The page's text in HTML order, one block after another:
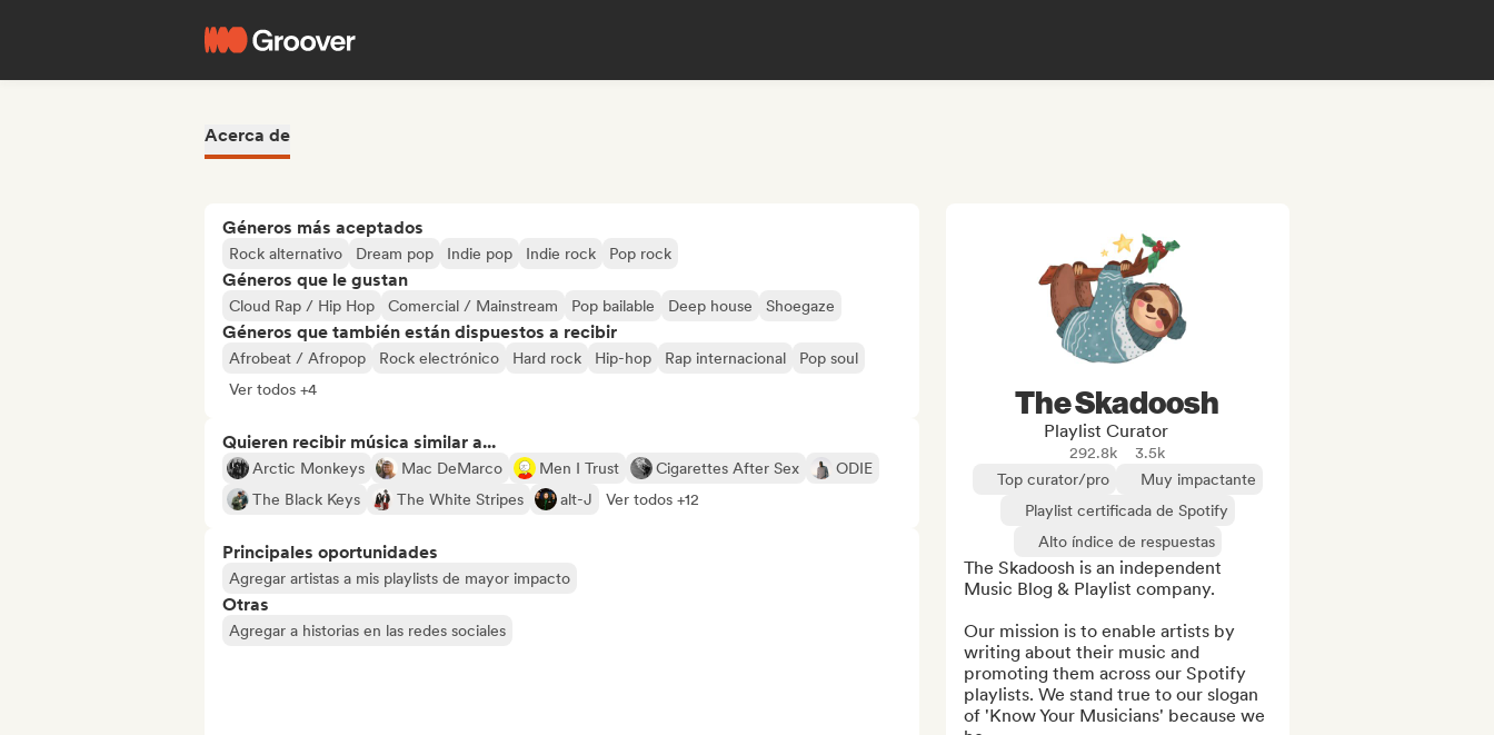
Acerca de
Géneros más aceptados
Rock alternativo Dream pop Indie pop Indie rock Pop rock
Géneros que le gustan
Cloud Rap / Hip Hop Comercial / Mainstream Pop bailable Deep house Shoegaze
Géneros que también están dispuestos a recibir
Afrobeat / Afropop Rock electrónico Hard rock Hip-hop Rap internacional
Pop soul
Ver todos +4
Quieren recibir música similar a...
Arctic Monkeys Mac DeMarco Men I Trust Cigarettes After Sex
ODIE
The Black Keys
The White Stripes alt-J Ver todos +12
Principales oportunidades
Agregar artistas a mis playlists de mayor impacto
Otras
Agregar a historias en las redes sociales
The Skadoosh
Playlist Curator
292.8k
3.5k
Top curator/pro
Muy impactante
Playlist certificada de Spotify
Alto índice de respuestas
The Skadoosh is an independent
Music Blog & Playlist company.
Our mission is to enable artists by
writing about their music and
promoting them across our Spotify
playlists. We stand true to our slogan
of 'Know Your Musicians' because we